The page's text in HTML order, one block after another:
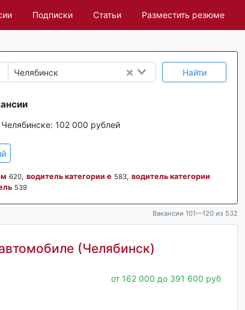
Подписки Статьи Разместить резюме
Челябинск Найти
102 000 рублей
620, водитель категории е 583, водитель категории
539
Вакансии 101—120 из 532
(Челябинск)
от 162 000 до 391 600 руб